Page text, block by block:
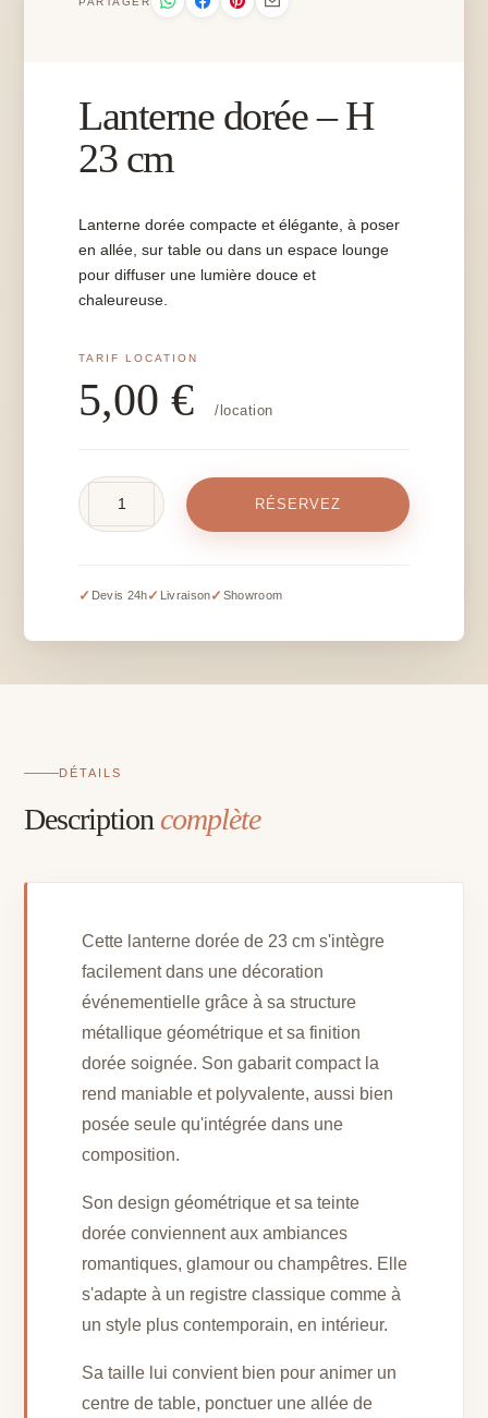
Lanterne dorée – H
23 cm
Lanterne dorée compacte et élégante, à poser
en allée, sur table ou dans un espace lounge
pour diffuser une lumière douce et
chaleureuse.
5,00€ /location
–
23
RÉSERVEZ
✓ Devis 24h✓ Livraison✓ Showroom
DÉTAILS
Descriptioncomplète
Cette lanterne dorée de 23 cm s'intègre
facilement dans une décoration
événementielle grâce à sa structure
métallique géométrique et sa finition
dorée soignée. Son gabarit compact la
rend maniable et polyvalente, aussi bien
posée seule qu'intégrée dans une
composition.
Son design géométrique et sa teinte
dorée conviennent aux ambiances
romantiques, glamour ou champêtres. Elle
s'adapte à un registre classique comme à
un style plus contemporain, en intérieur.
Sa taille lui convient bien pour animer un
centre de table, ponctuer une allée de